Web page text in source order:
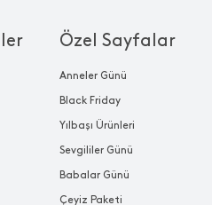
Özel Sayfalar
Anneler Günü
Black Friday
Yılbaşı Ürünleri
Sevgililer Günü
Babalar Günü
Çeyiz Paketi